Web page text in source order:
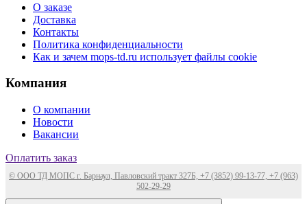
О заказе
Доставка
Контакты
Политика конфиденциальности
Как и зачем mops-td.ru использует файлы cookie
Компания
О компании
Новости
Вакансии
Оплатить заказ
© ООО ТД МОПС г. Барнаул, Павловский тракт 327Б, +7 (3852) 99-13-77, +7 (963)
502-29-29